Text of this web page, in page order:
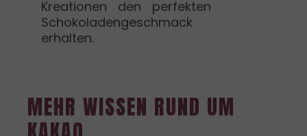
Kreationen den perfekten
Schokoladengeschmack
erhalten.
MEHR WISSEN RUND UM